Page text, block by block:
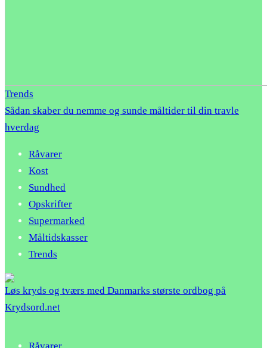
Trends
Sådan skaber du nemme og sunde måltider til din travle
hverdag
Råvarer
Kost
Sundhed
Opskrifter
Supermarked
Måltidskasser
Trends
Løs kryds og tværs med Danmarks største ordbog på
Krydsord.net